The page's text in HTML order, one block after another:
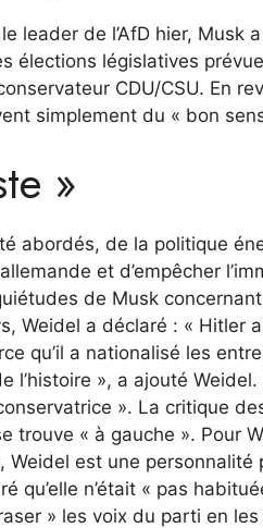
leader de l’AfD hier, Musk
élections législatives
CDU/CSU. En
simplement du « bon
»
abordés, de la politique
et d’empêcher
de Musk
Weidel a déclaré : «
qu’il a nationalisé les
», a ajouté Weidel.
». La critique
« à gauche ». Pour
est une personnalité
qu’elle n’était « pas
» les voix du parti en